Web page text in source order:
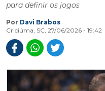
para definir os jogos
Por Davi Brabos
Criciúma, SC, 27/06/2026 - 19:42